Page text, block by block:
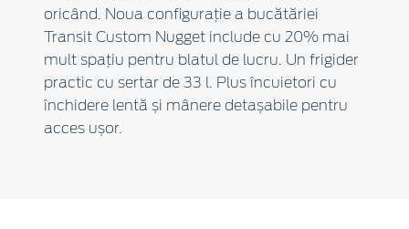
oricând. Noua configurație a bucătăriei
Transit Custom Nugget include cu 20% mai
mult spațiu pentru blatul de lucru. Un frigider
practic cu sertar de 33 l. Plus încuietori cu
închidere lentă și mânere detașabile pentru
acces ușor.